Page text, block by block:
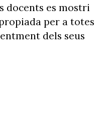
docents es mostri
per a totes
dels seus